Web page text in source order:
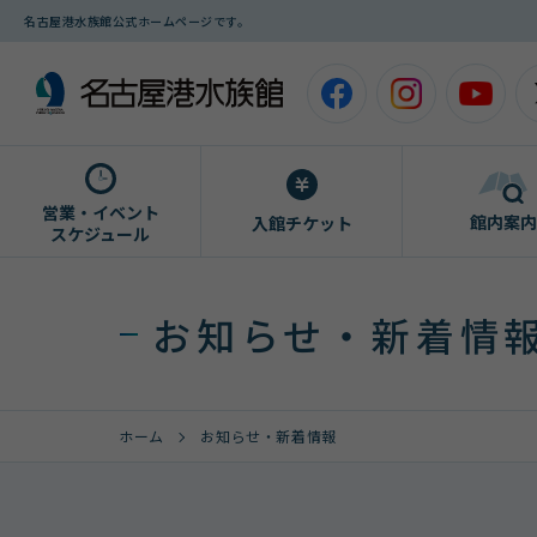
名古屋港水族館公式ホームページです。
営業・イベント
スケジュール
入館チケット 館内案内
お知らせ・新着情
ホーム お知らせ・新着情報